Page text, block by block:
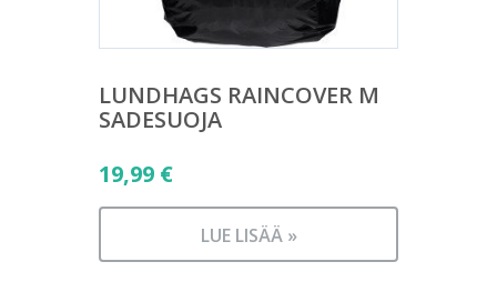
LUNDHAGS RAINCOVER M
SADESUOJA
19,99 €
LUE LISÄÄ »